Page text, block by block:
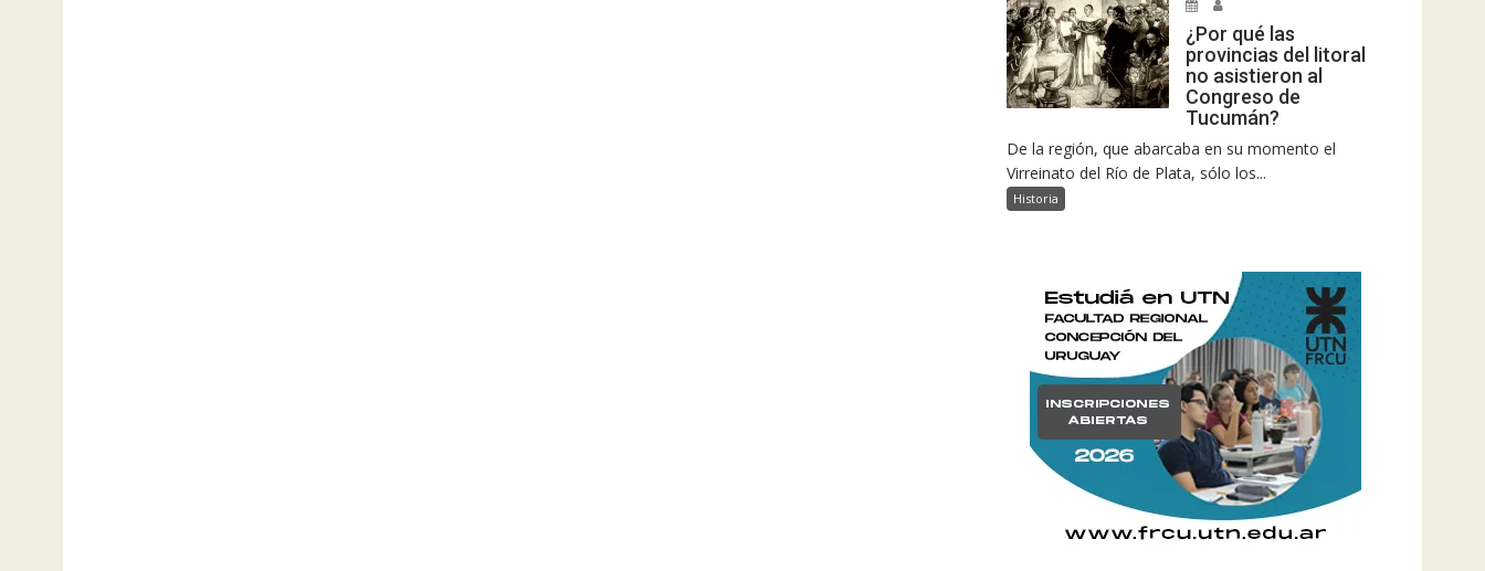
¿Por qué las
provincias del litoral
no asistieron al
Congreso de
Tucumán?
De la región, que abarcaba en su momento el
Virreinato del Río de Plata, sólo los...
Historia